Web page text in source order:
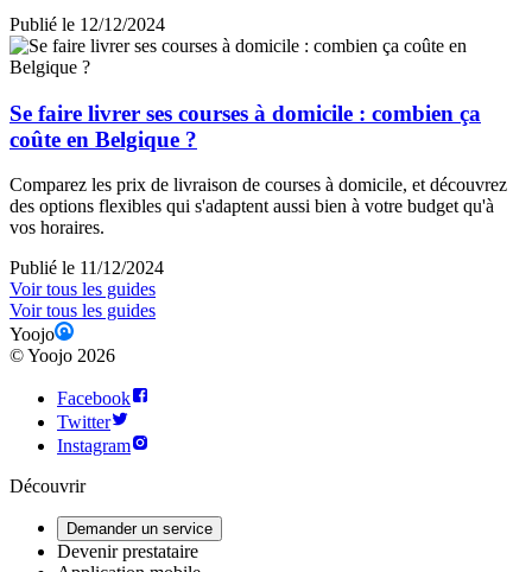
Publié le 12/12/2024
Se faire livrer ses courses à domicile : combien ça
coûte en Belgique ?
Comparez les prix de livraison de courses à domicile, et découvrez
des options flexibles qui s'adaptent aussi bien à votre budget qu'à
vos horaires.
Publié le 11/12/2024
Voir tous les guides
Voir tous les guides
Yoojo
©Yoojo 2026
Facebook
Twitter
Instagram
Découvrir
Demander un service
Devenir prestataire